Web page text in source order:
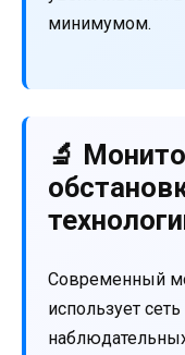
минимумом.
🔬
Современный
использует